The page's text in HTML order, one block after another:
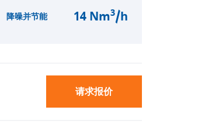
降噪并节能 14 Nm3/h
请求报价